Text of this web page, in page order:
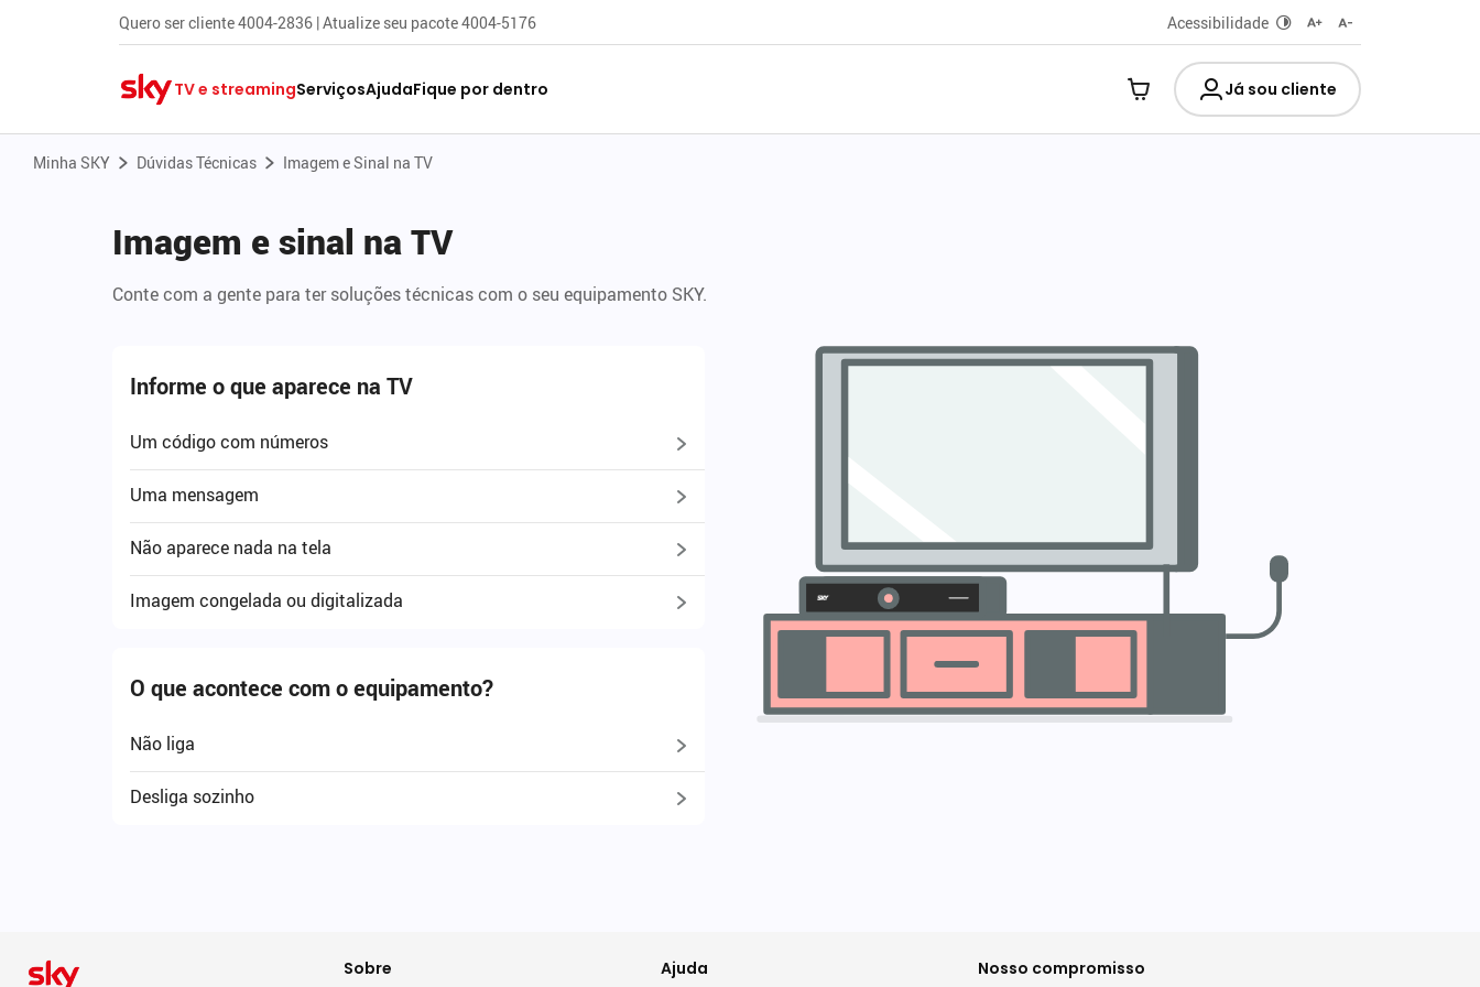
Minha SKY Dúvidas Técnicas Imagem e Sinal na TV
Imagem e sinal na TV
Conte com a gente para ter soluções técnicas com o seu equipamento SKY.
Informe o que aparece na TV
Um código com números
Uma mensagem
Não aparece nada na tela
Imagem congelada ou digitalizada
O que acontece com o equipamento?
Não liga
Desliga sozinho
Quero ser cliente 4004-2836 | Atualize seu pacote 4004-5176 Acessibilidade
TV e streamingServiçosAjudaFique por dentro Já sou cliente
Sobre Ajuda Nosso compromisso